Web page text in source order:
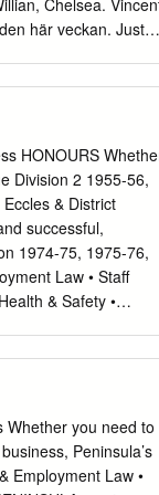
Chelsea.
här veckan. Just
trots att laget enligt
Dunne, Queens
re- rit till att ta tre
Atalanta.
laget leds sedan
Chievo.
Danny Wilson. 19.
HONOURS
Division 2 1955-56,
& District
successful,
1974-75, 1975-76,
Law • Staff
& Safety •
injury he sustained
Russell Chairman
Match Get
Frank McCauley,
Whether you need to
Peninsula’s
Employment Law •